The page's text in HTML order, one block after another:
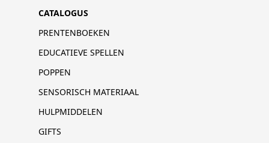
CATALOGUS
PRENTENBOEKEN
EDUCATIEVE SPELLEN
POPPEN
SENSORISCH MATERIAAL
HULPMIDDELEN
GIFTS